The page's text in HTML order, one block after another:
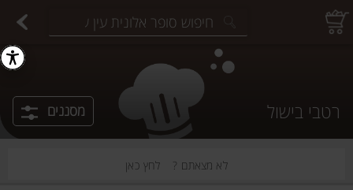
רטבי בישול מסננים
לא מצאתם ? לחץ כאן